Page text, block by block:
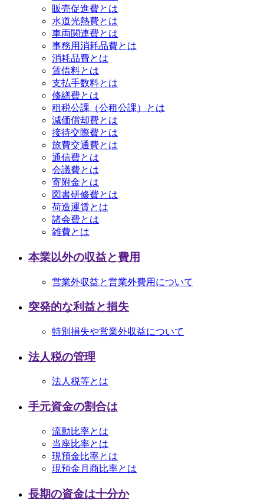
販売促進費とは
水道光熱費とは
車両関連費とは
事務用消耗品費とは
消耗品費とは
賃借料とは
支払手数料とは
修繕費とは
租税公課（公租公課）とは
減価償却費とは
接待交際費とは
旅費交通費とは
通信費とは
会議費とは
寄附金とは
図書研修費とは
荷造運賃とは
諸会費とは
雑費とは
本業以外の収益と費用
営業外収益と営業外費用について
突発的な利益と損失
特別損失や営業外収益について
法人税の管理
法人税等とは
手元資金の割合は
流動比率とは
当座比率とは
現預金比率とは
現預金月商比率とは
長期の資金は十分か